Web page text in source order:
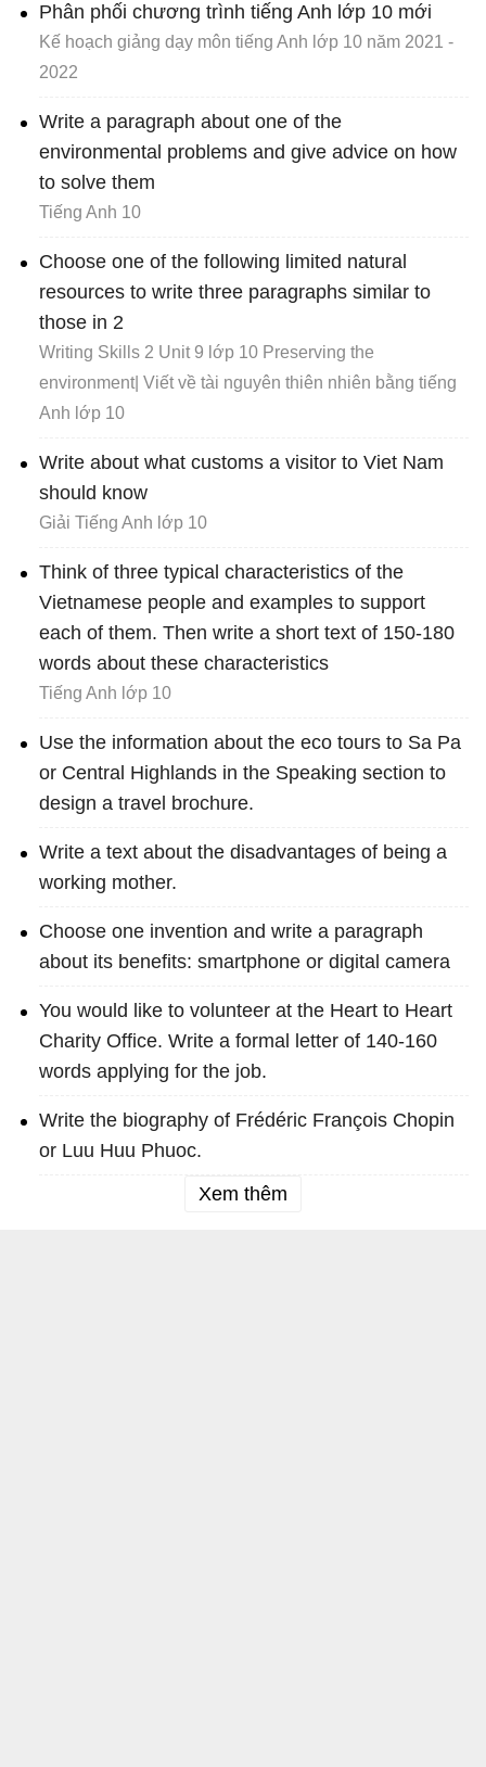
Phân phối chương trình tiếng Anh lớp 10 mới
Kế hoạch giảng dạy môn tiếng Anh lớp 10 năm 2021 -
2022
Write a paragraph about one of the
environmental problems and give advice on how
to solve them
Tiếng Anh 10
Choose one of the following limited natural
resources to write three paragraphs similar to
those in 2
Writing Skills 2 Unit 9 lớp 10 Preserving the
environment| Viết về tài nguyên thiên nhiên bằng tiếng
Anh lớp 10
Write about what customs a visitor to Viet Nam
should know
Giải Tiếng Anh lớp 10
Think of three typical characteristics of the
Vietnamese people and examples to support
each of them. Then write a short text of 150-180
words about these characteristics
Tiếng Anh lớp 10
Use the information about the eco tours to Sa Pa
or Central Highlands in the Speaking section to
design a travel brochure.
Write a text about the disadvantages of being a
working mother.
Choose one invention and write a paragraph
about its benefits: smartphone or digital camera
You would like to volunteer at the Heart to Heart
Charity Office. Write a formal letter of 140-160
words applying for the job.
Write the biography of Frédéric François Chopin
or Luu Huu Phuoc.
Xem thêm